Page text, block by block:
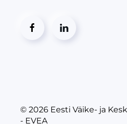
© 2026 Eesti Väike- ja
- EVEA